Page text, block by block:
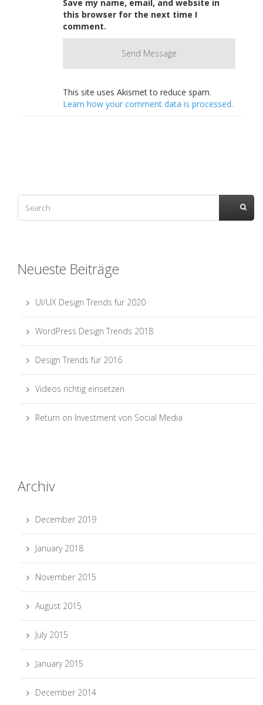
Save my name, email, and website in
this browser for the next time I
comment.
This site uses Akismet to reduce spam.
Learn how your comment data is processed.
Neueste Beiträge
UI/UX Design Trends für 2020
WordPress Design Trends 2018
Design Trends für 2016
Videos richtig einsetzen
Return on Investment von Social Media
Archiv
December 2019
January 2018
November 2015
August 2015
July 2015
January 2015
December 2014